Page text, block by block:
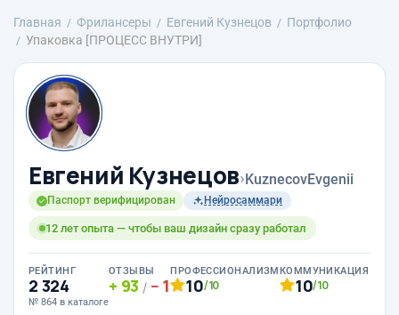
Главная Фрилансеры Евгений Кузнецов
Портфолио
Упаковка [ПРОЦЕСС ВНУТРИ]
Евгений Кузнецов›KuznecovEvgenii
Паспорт верифицирован Нейросаммари
12 лет опыта — чтобы ваш дизайн сразу работал
РЕЙТИНГ
2 324
№ 864 в каталоге
ОТЗЫВЫ
93 / 1
ПРОФЕССИОНАЛИЗМ
10/10
КОММУНИКАЦИЯ
10/10